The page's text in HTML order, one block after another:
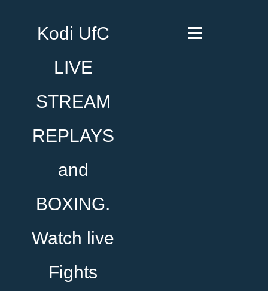
Kodi UfC
LIVE
STREAM
REPLAYS
and
BOXING.
Watch live
Fights